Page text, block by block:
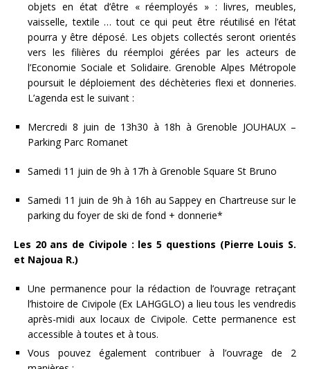
objets en état d’être « réemployés » : livres, meubles,
vaisselle, textile … tout ce qui peut être réutilisé en l’état
pourra y être déposé. Les objets collectés seront orientés
vers les filières du réemploi gérées par les acteurs de
l’Economie Sociale et Solidaire. Grenoble Alpes Métropole
poursuit le déploiement des déchèteries flexi et donneries.
L’agenda est le suivant :
Mercredi 8 juin de 13h30 à 18h à Grenoble JOUHAUX –
Parking Parc Romanet
Samedi 11 juin de 9h à 17h à Grenoble Square St Bruno
Samedi 11 juin de 9h à 16h au Sappey en Chartreuse sur le
parking du foyer de ski de fond + donnerie*
Les 20 ans de Civipole : les 5 questions (Pierre Louis S.
et Najoua R.)
Une permanence pour la rédaction de l’ouvrage retraçant
l’histoire de Civipole (Ex LAHGGLO) a lieu tous les vendredis
après-midi aux locaux de Civipole. Cette permanence est
accessible à toutes et à tous.
Vous pouvez également contribuer à l’ouvrage de 2